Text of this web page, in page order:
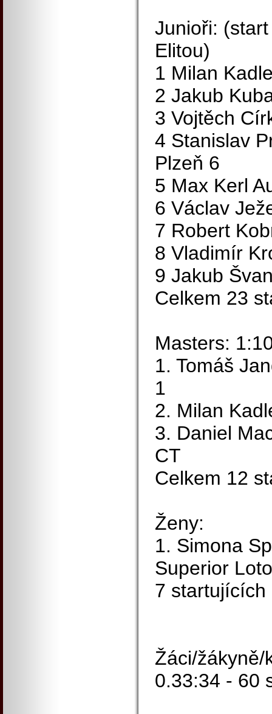
Junioři:
Elitou)
1 Milan
2 Jakub
3 Vojtěch
4 Stanislav
Plzeň 6
5 Max Kerl
6 Václav
7 Robert
8 Vladimír
9 Jakub
Celkem 23
Masters:
1. Tomáš
1
2. Milan
3. Daniel
CT
Celkem 12
Ženy:
1. Simona
Superior Loto
7 startujících
Žáci/žákyně/
0.33:34 - 60